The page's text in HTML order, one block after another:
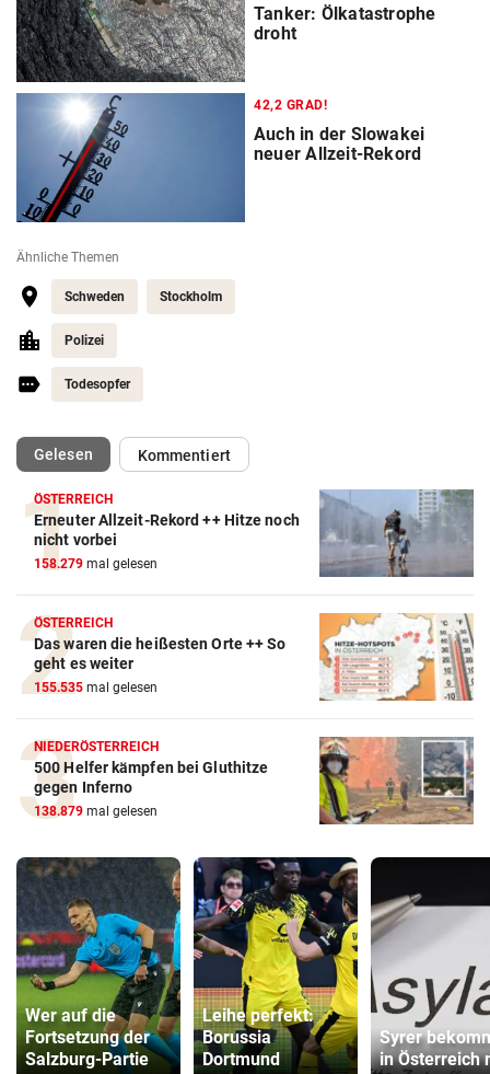
Tanker: Ölkatastrophe
droht
42,2 GRAD!
Auch in der Slowakei
neuer Allzeit-Rekord
Ähnliche Themen
Schweden Stockholm
Polizei
Todesopfer
Gelesen(ausgewählt)Kommentiert
ÖSTERREICH
Erneuter Allzeit-Rekord ++ Hitze noch
nicht vorbei
158.279 mal gelesen
ÖSTERREICH
Das waren die heißesten Orte ++ So
geht es weiter
155.535 mal gelesen
NIEDERÖSTERREICH
500 Helfer kämpfen bei Gluthitze
gegen Inferno
138.879 mal gelesen
Wer auf die
Fortsetzung der
Salzburg-Partie
Leihe perfekt:
Borussia
Dortmund
Syrer
in Österreich